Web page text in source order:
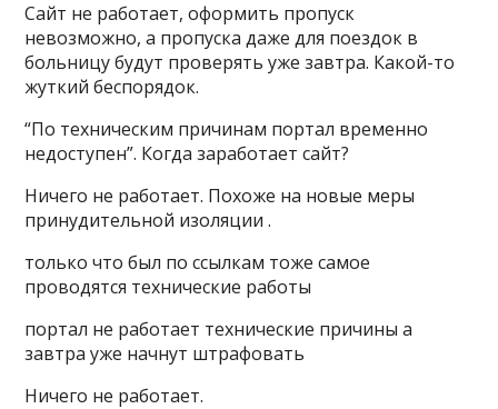
Сайт не работает, оформить пропуск
невозможно, а пропуска даже для поездок в
больницу будут проверять уже завтра. Какой-то
жуткий беспорядок.
“По техническим причинам портал временно
недоступен”. Когда заработает сайт?
Ничего не работает. Похоже на новые меры
принудительной изоляции .
только что был по ссылкам тоже самое
проводятся технические работы
портал не работает технические причины а
завтра уже начнут штрафовать
Ничего не работает.